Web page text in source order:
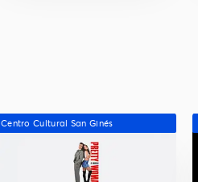
Centro Cultural San Ginés